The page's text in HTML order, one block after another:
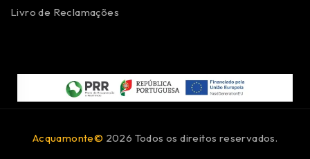
Livro de Reclamações
Acquamonte© 2026 Todos os direitos reservados.